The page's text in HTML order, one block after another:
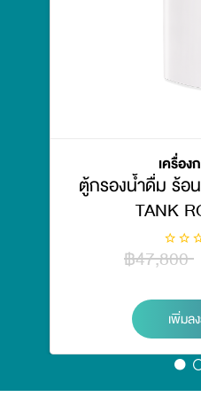
เครื่อง
ตู้กรองน้ำดื่ม ร้อ
฿47,800
เพิ่มล